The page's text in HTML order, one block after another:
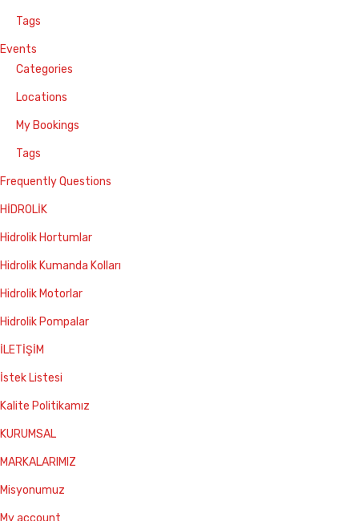
Tags
Events
Categories
Locations
My Bookings
Tags
Frequently Questions
HİDROLİK
Hidrolik Hortumlar
Hidrolik Kumanda Kolları
Hidrolik Motorlar
Hidrolik Pompalar
İLETİŞİM
İstek Listesi
Kalite Politikamız
KURUMSAL
MARKALARIMIZ
Misyonumuz
My account